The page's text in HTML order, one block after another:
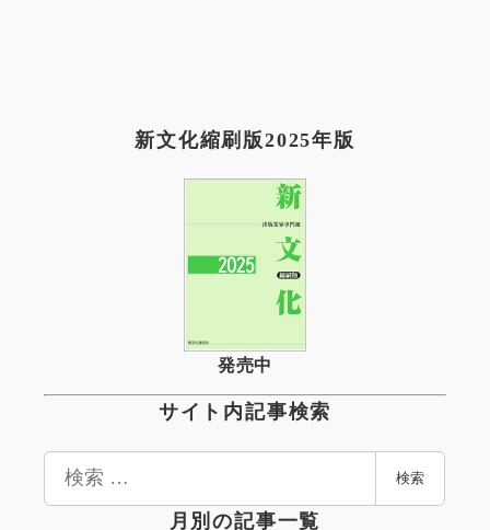
新文化縮刷版2025年版
発売中
サイト内記事検索
検
検索
月別の記事一覧